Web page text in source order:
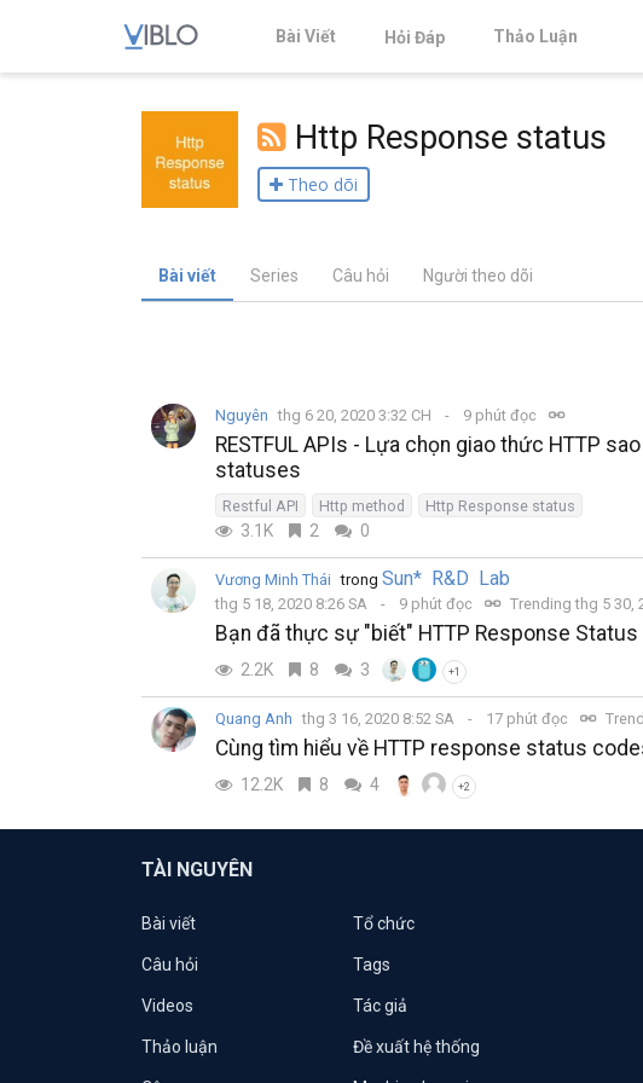
Bài Viết Hỏi Đáp Thảo Luận
Http Response status
Theo dõi
Bài viết Series Câu hỏi Người theo dõi
Nguyên thg 6 20, 2020 3:32 CH 9 phút đọc
RESTFUL APIs - Lựa chọn giao thức HTTP
statuses
Restful API Http method Http Response status
3.1K 2 0
Vương Minh Thái trong Sun* R&D Lab
thg 5 18, 2020 8:26 SA 9 phút đọc Trending thg 5 30,
Bạn đã thực sự "biết" HTTP Response Status
2.2K 8 3 +1
Quang Anh thg 3 16, 2020 8:52 SA 17 phút đọc
Cùng tìm hiểu về HTTP response status
12.2K 8 4 +2
TÀI NGUYÊN
Bài viết Tổ chức
Câu hỏi Tags
Videos Tác giả
Thảo luận Đề xuất hệ thống